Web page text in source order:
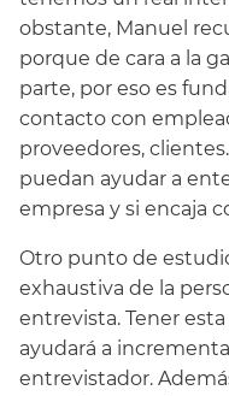
obstante, Manuel
porque de cara a la
parte, por eso es
contacto con
proveedores,
puedan ayudar a
empresa y si encaja
Otro punto de
exhaustiva de la
entrevista. Tener
ayudará a
entrevistador.